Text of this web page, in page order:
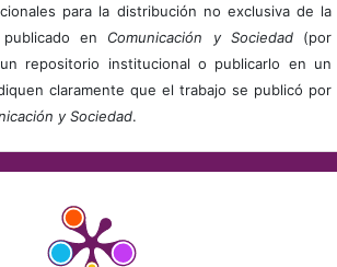
para la distribución no exclusiva de la
en Comunicación y Sociedad(por
repositorio institucional o publicarlo en un
claramente que el trabajo se publicó por
y Sociedad.